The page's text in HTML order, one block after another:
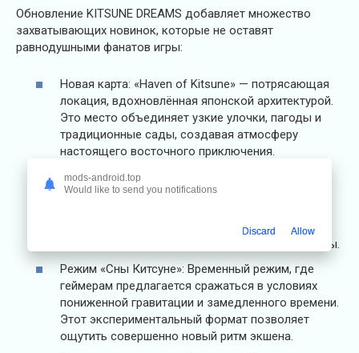
Обновление KITSUNE DREAMS добавляет множество
захватывающих новинок, которые не оставят
равнодушными фанатов игры:
Новая карта: «Haven of Kitsune» — потрясающая
локация, вдохновлённая японской архитектурой.
Это место объединяет узкие улочки, пагоды и
традиционные сады, создавая атмосферу
настоящего восточного приключения.
Оружейные скины Kitsune. Введены уникальные
скины с мотивами японской культуры —
узоры. Эти коллекции позволяют подчеркнуть
ваш стиль и добавить игре эстетической глубины.
Режим «Сны Китсуне»: Временный режим, где
геймерам предлагается сражаться в условиях
пониженной гравитации и замедленного времени.
Этот экспериментальный формат позволяет
ощутить совершенно новый ритм экшена.
mods-android.top
Would like to send you notifications
Discard Allow